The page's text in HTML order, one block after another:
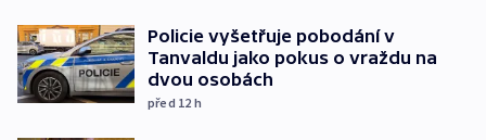
Policie vyšetřuje pobodání v
Tanvaldu jako pokus o vraždu na
dvou osobách
před 12 h